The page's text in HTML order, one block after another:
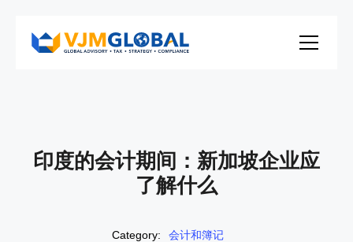
印度的会计期间：新加坡企业应
了解什么
Category:
会计和簿记